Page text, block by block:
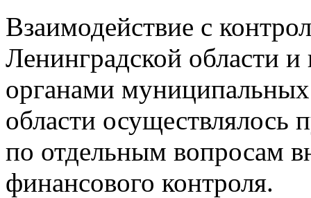
Взаимодействие с
Ленинградской области
органами
области осуществлялось
по отдельным вопросам
финансового контроля.